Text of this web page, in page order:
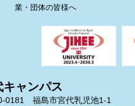
業・団体の皆様へ
ャンパス
0181 福島市宮代乳児池1-1